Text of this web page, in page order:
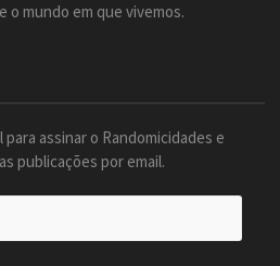
o mundo em que vivemos.
assinar o Randomicidades e
publicações por email.